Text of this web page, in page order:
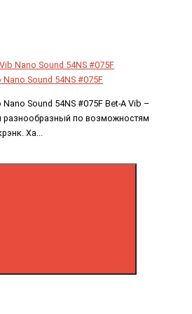
Sound 54NS #075F
Sound 54NS #075F Bet-A Vib –
по возможностям
Ха...